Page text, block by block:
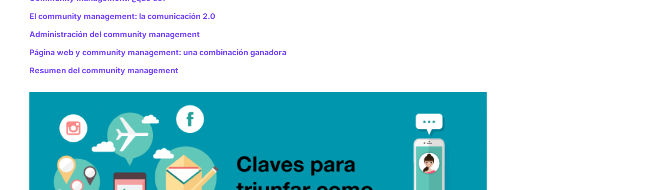
El community management: la comunicación 2.0
Administración del community management
Página web y community management: una combinación ganadora
Resumen del community management